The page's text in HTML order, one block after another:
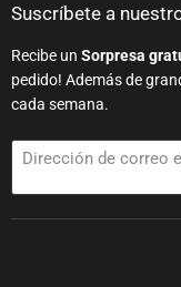
Suscríbete a
Recibe un Sorpresa
pedido! Además de
cada semana.
Dirección de correo